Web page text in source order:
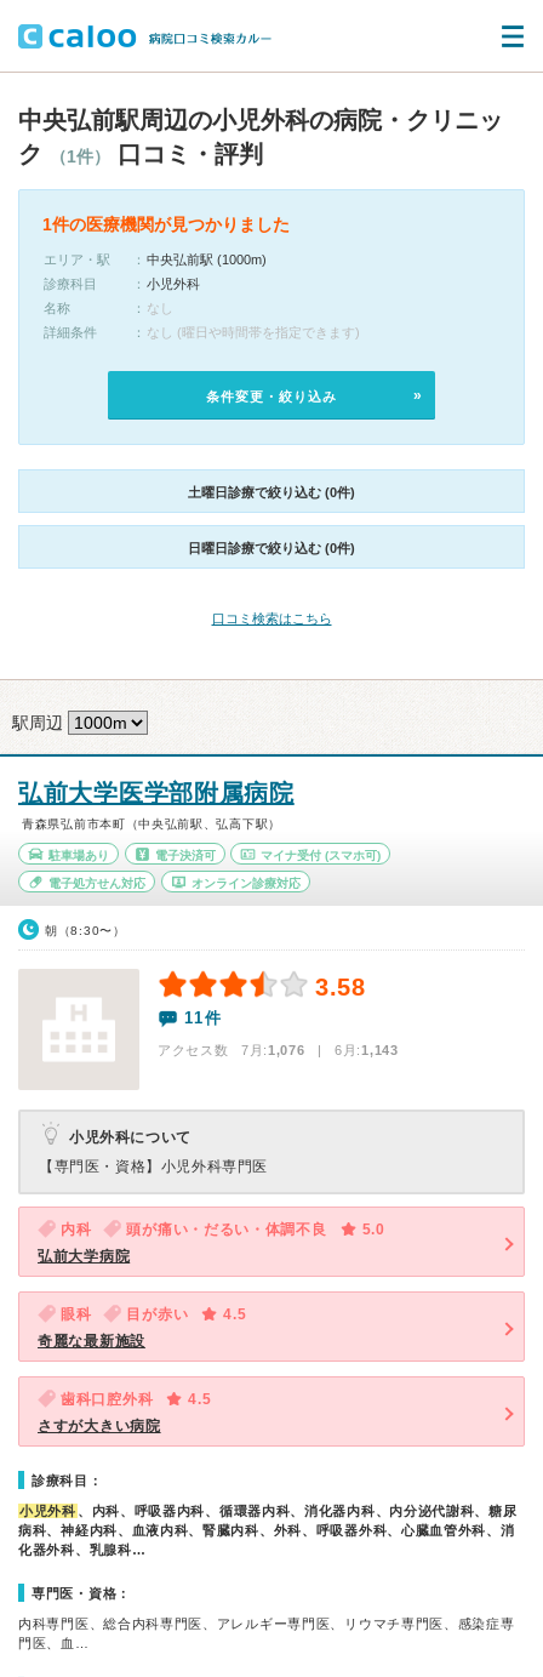
中央弘前駅周辺の小児外科の病院・クリニッ
ク
（1件） 口コミ・評判
1件の医療機関が見つかりました
エリア・駅
中央弘前駅 (1000m)
診療科目
小児外科
名称
なし
詳細条件
なし (曜日や時間帯を指定できます)
条件変更・絞り込み
土曜日診療で絞り込む (0件)
日曜日診療で絞り込む (0件)
口コミ検索はこちら
駅周辺
弘前大学医学部附属病院
青森県弘前市本町（中央弘前駅、弘高下駅）
駐車場あり 電子決済可 マイナ受付 (スマホ可)
電子処方せん対応 オンライン診療対応
朝（8:30〜）
3.58
11件
アクセス数 7月:1,076 | 6月:1,143
小児外科について
【専門医・資格】 小児外科専門医
内科 頭が痛い・だるい・体調不良
5.0
弘前大学病院
眼科 目が赤い
4.5
奇麗な最新施設
歯科口腔外科
4.5
さすが大きい病院
診療科目：
小児外科 、内科、呼吸器内科、循環器内科、消化器内科、内分泌代謝科、糖尿
病科、神経内科、血液内科、腎臓内科、外科、呼吸器外科、心臓血管外科、消
化器外科、乳腺科…
専門医・資格：
内科専門医、総合内科専門医、アレルギー専門医、リウマチ専門医、感染症専
門医、血…